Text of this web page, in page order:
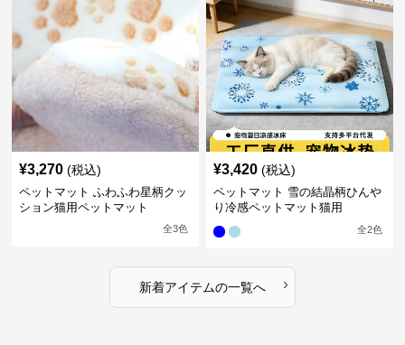
¥3,270 (税込)
ペットマット ふわふわ星柄クッ
ション猫用ペットマット
全3色
¥3,420 (税込)
ペットマット 雪の結晶柄ひんや
り冷感ペットマット猫用
全2色
新着アイテムの一覧へ ›